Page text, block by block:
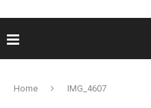
Home IMG_4607